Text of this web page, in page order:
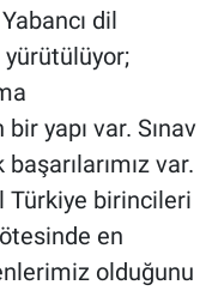
dil
yapı var. Sınav
var.
Türkiye birincileri
en
olduğunu